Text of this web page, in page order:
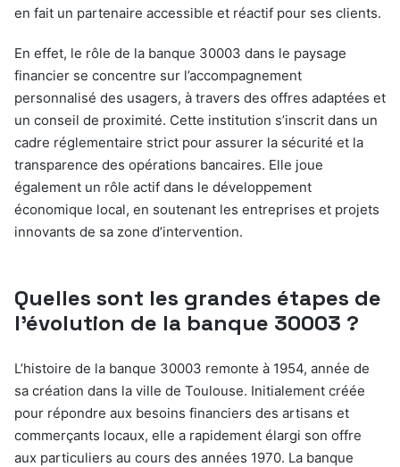
en fait un partenaire accessible et réactif pour ses clients.
En effet, le rôle de la banque 30003 dans le paysage
financier se concentre sur l’accompagnement
personnalisé des usagers, à travers des offres adaptées et
un conseil de proximité. Cette institution s’inscrit dans un
cadre réglementaire strict pour assurer la sécurité et la
transparence des opérations bancaires. Elle joue
également un rôle actif dans le développement
économique local, en soutenant les entreprises et projets
innovants de sa zone d’intervention.
Quelles sont les grandes étapes de
l’évolution de la banque 30003 ?
L’histoire de la banque 30003 remonte à 1954, année de
sa création dans la ville de Toulouse. Initialement créée
pour répondre aux besoins financiers des artisans et
commerçants locaux, elle a rapidement élargi son offre
aux particuliers au cours des années 1970. La banque